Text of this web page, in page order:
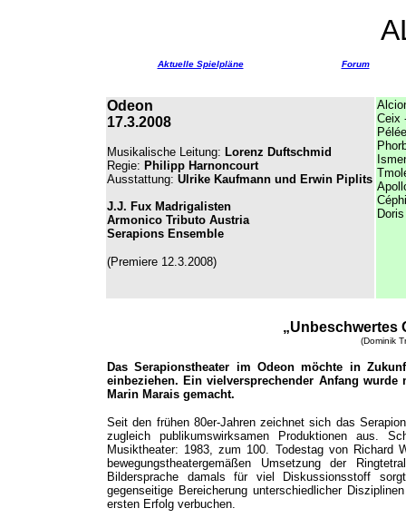
Aktuelle Spielpläne Forum
Odeon
17.3.2008
Musikalische Leitung: Lorenz Duftschmid
Regie: Philipp Harnoncourt
Ausstattung: Ulrike Kaufmann und Erwin Piplits
J.J. Fux Madrigalisten
Armonico Tributo Austria
Serapions Ensemble
(Premiere 12.3.2008)
Ceix
Doris
„Unbeschwertes
(Dominik
Das Serapionstheater im Odeon möchte in
einbeziehen. Ein vielversprechender Anfang
Marin Marais gemacht.
Seit den frühen 80er-Jahren zeichnet sich das
zugleich publikumswirksamen Produktionen aus.
Musiktheater: 1983, zum 100. Todestag von Richard
bewegungstheatergemäßen Umsetzung der
Bildersprache damals für viel Diskussionsstoff
gegenseitige Bereicherung unterschiedlicher
ersten Erfolg verbuchen.